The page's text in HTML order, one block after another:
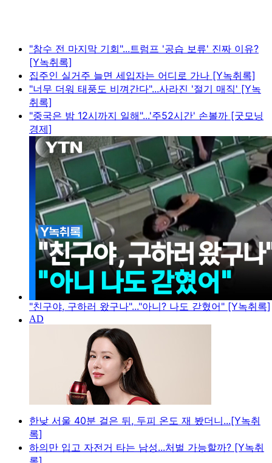
"참수 전 마지막 기회"...트럼프 '공습 보류' 진짜 이유?
[Y녹취록]
집주인 실거주 늘면 세입자는 어디로 가나 [Y녹취록]
"너무 더워 태풍도 비껴간다"...사라진 '절기 매직' [Y녹
취록]
"중국은 밤 12시까지 일해"...'주52시간' 손볼까 [굿모닝
경제]
"친구야, 구하러 왔구나"..."아니? 나도 갇혔어" [Y녹취록]
한낮 서울 40분 걸은 뒤, 두피 온도 재 봤더니...[Y녹취
록]
하의만 입고 자전거 타는 남성...처벌 가능할까? [Y녹취